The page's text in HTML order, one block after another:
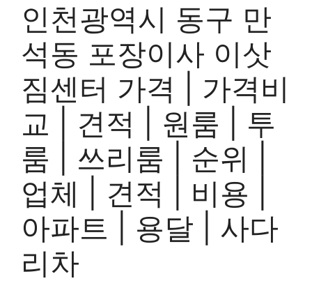
인천광역시 동구 만
석동 포장이사 이삿
짐센터 가격 | 가격비
교 | 견적 | 원룸 | 투
룸 | 쓰리룸 | 순위 |
업체 | 견적 | 비용 |
아파트 | 용달 | 사다
리차